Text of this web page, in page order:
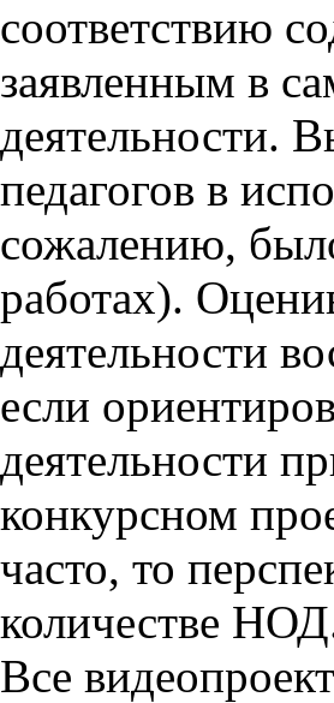
соответствию
заявленным в
деятельности.
педагогов в
сожалению,
работах).
деятельности
если
деятельности
конкурсном
часто, то
количестве
Все